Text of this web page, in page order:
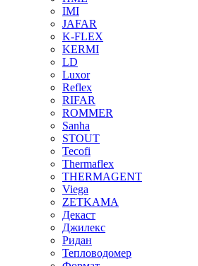
IMI
JAFAR
K-FLEX
KERMI
LD
Luxor
Reflex
RIFAR
ROMMER
Sanha
STOUT
Tecofi
Thermaflex
THERMAGENT
Viega
ZETKAMA
Декаст
Джилекс
Ридан
Тепловодомер